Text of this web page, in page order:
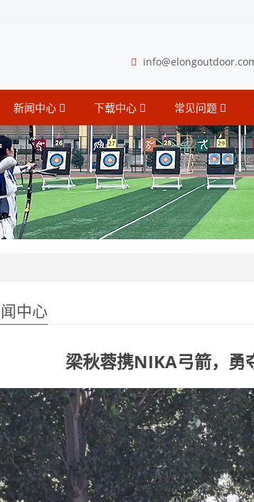
新闻中心 下载中心 常见问题
中心
梁秋蓉携NIKA弓箭，勇